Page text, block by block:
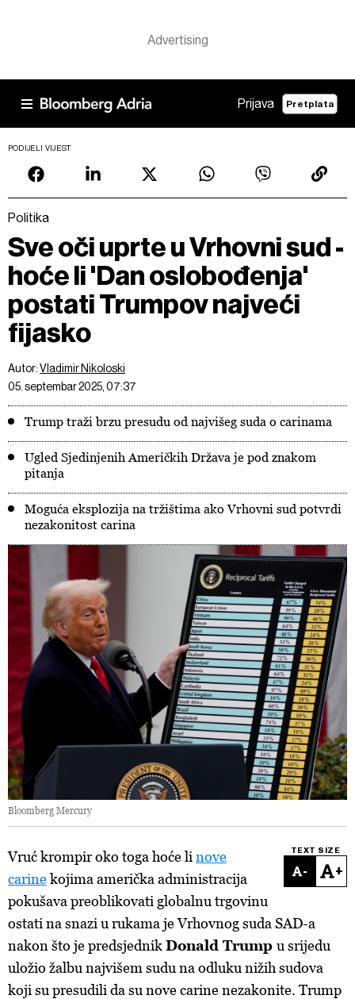
Prijava Pretplata
PODIJELI VIJEST
Politika
Sve oči uprte u Vrhovni sud -
hoće li 'Dan oslobođenja'
postati Trumpov najveći
fijasko
Autor:Vladimir Nikoloski
05. septembar 2025, 07:37
Trump traži brzu presudu od najvišeg suda o carinama
Ugled Sjedinjenih Američkih Država je pod znakom
pitanja
Moguća eksplozija na tržištima ako Vrhovni sud potvrdi
nezakonitost carina
Bloomberg Mercury
TEXT SIZE
- +
Vruć krompir oko toga hoće li nove
carinekojima američka administracija
pokušava preoblikovati globalnu trgovinu
ostati na snazi u rukama je Vrhovnog suda SAD-a
nakon što je predsjednikDonald Trump u srijedu
uložio žalbu najvišem sudu na odluku nižih sudova
koji su presudili da su nove carine nezakonite. Trump